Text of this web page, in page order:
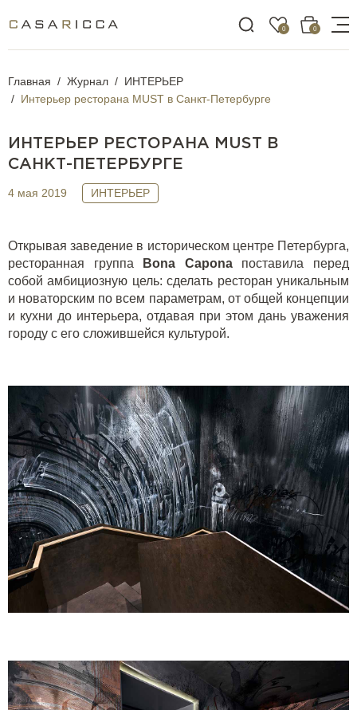
0 0
Главная Журнал
ИНТЕРЬЕР
Интерьер ресторана MUST в Санкт-Петербурге
ИНТЕРЬЕР РЕСТОРАНА MUST В
САНКТ-ПЕТЕРБУРГЕ
4 мая 2019 ИНТЕРЬЕР
Открывая заведение в историческом центре Петербурга,
ресторанная группа
Bona Capona
поставила перед
собой амбициозную цель: сделать ресторан уникальным
и новаторским по всем параметрам, от общей концепции
и кухни до интерьера, отдавая при этом дань уважения
городу с его сложившейся культурой.